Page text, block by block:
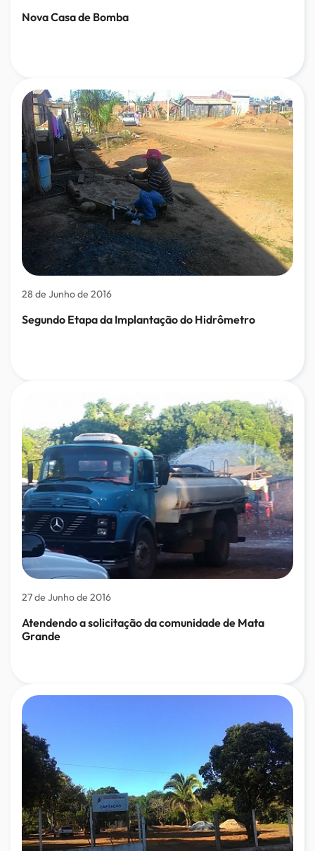
Nova Casa de Bomba
28 de Junho de 2016
Segundo Etapa da Implantação do Hidrômetro
27 de Junho de 2016
Atendendo a solicitação da comunidade de Mata
Grande